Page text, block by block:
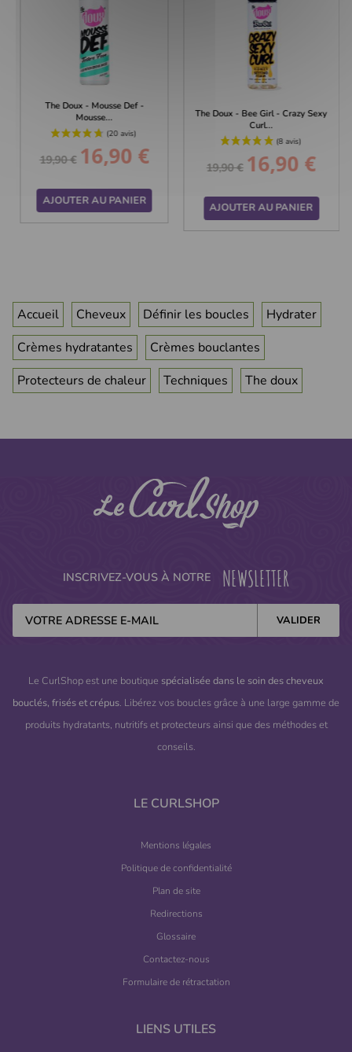
The Doux - Mousse Def -
Mousse...
Prix
base
19,90 € Prix
16,90 €
AJOUTER AU PANIER
The Doux - Bee Girl - Crazy Sexy
Curl...
Prix
base
19,90 € Prix
16,90 €
AJOUTER AU PANIER
Accueil Cheveux Définir les boucles
Hydrater
Crèmes hydratantes
Crèmes bouclantes
Protecteurs de chaleur
Techniques The doux
INSCRIVEZ-VOUS À NOTRE NEWSLETTER
Le CurlShop est une boutique spécialisée dans le soin des cheveux
bouclés, frisés et crépus. Libérez vos boucles grâce à une large gamme de
produits hydratants, nutritifs et protecteurs ainsi que des méthodes et
conseils.
LE CURLSHOP
Mentions légales
Politique de confidentialité
Plan de site
Redirections
Glossaire
Contactez-nous
Formulaire de rétractation
LIENS UTILES